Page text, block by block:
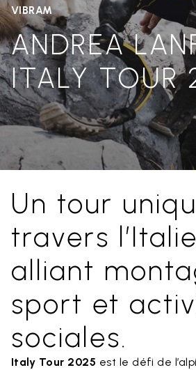
VIBRAM
ANDREA
ITALY TOUR
Un tour
travers
alliant
sport et
sociales.
Italy Tour 2025 est le défi de